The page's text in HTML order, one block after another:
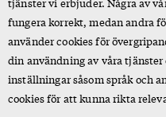
fungera korrekt, medan andra
använder cookies för
din användning av våra
inställningar såsom språk och
cookies för att kunna rikta